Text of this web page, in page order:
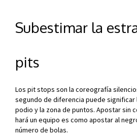
Subestimar la
pits
Los pit stops son la coreografía
segundo de diferencia puede
podio y la zona de puntos. Apostar sin
hará un equipo es como apostar al
número de bolas.